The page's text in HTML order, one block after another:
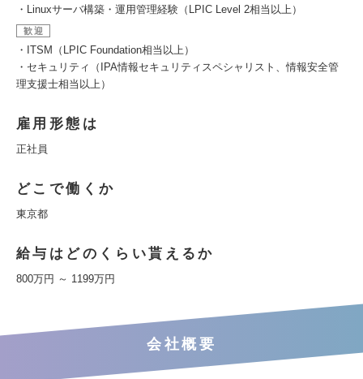
・Linuxサーバ構築・運用管理経験（LPIC Level 2相当以上）
歓迎
・ITSM（LPIC Foundation相当以上）
・セキュリティ（IPA情報セキュリティスペシャリスト、情報安全管
理支援士相当以上）
雇用形態は
正社員
どこで働くか
東京都
給与はどのくらい貰えるか
800万円 ～ 1199万円
会社概要